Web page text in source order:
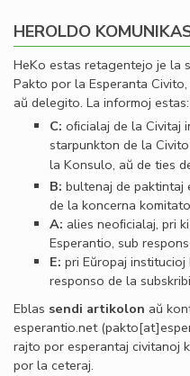
HEROLDO
HeKo estas retagentejo je la
Pakto por la Esperanta
aŭ delegito. La informoj estas:
C: oﬁcialaj de la Civitaj
starpunkton de la
la Konsulo, aŭ de ties
B: bultenaj de paktintaj
de la koncerna
A: alies neoﬁcialaj, pri
Esperantio, sub
E: pri Eŭropaj
responso de la
Eblas sendi artikolon aŭ
esperantio.net
rajto por esperantaj civitanoj
por la ceteraj.